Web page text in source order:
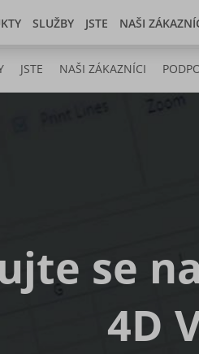
SLUŽBY JSTE NAŠI
Developer center
JSTE NAŠI ZÁKAZNÍCI
se
4D